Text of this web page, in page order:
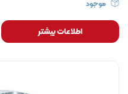
موجود
اطلاعات بیشتر